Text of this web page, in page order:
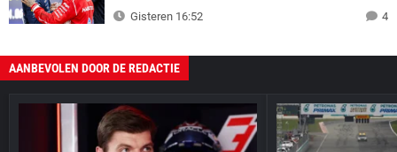
Gisteren 16:52 4
AANBEVOLEN DOOR DE REDACTIE